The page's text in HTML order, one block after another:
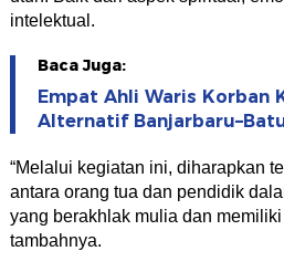
intelektual.
Baca Juga:
Empat Ahli Waris Korban
Alternatif
“Melalui kegiatan ini, diharapkan
antara orang tua dan pendidik
yang berakhlak mulia dan
tambahnya.